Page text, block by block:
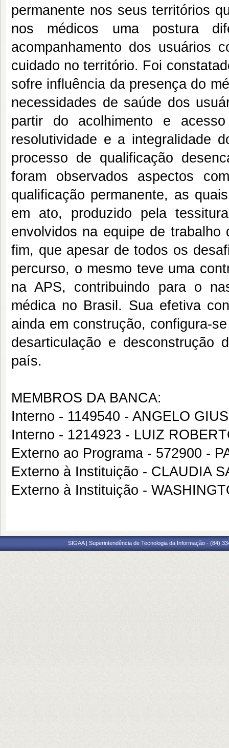
permanente nos seus territórios
nos médicos uma postura
acompanhamento dos usuários
cuidado no território. Foi
sofre influência da presença do
necessidades de saúde dos
partir do acolhimento e
resolutividade e a integralidade
processo de qualificação
foram observados aspectos
qualificação permanente, as
em ato, produzido pela
envolvidos na equipe de
fim, que apesar de todos os
percurso, o mesmo teve uma
na APS, contribuindo para o
médica no Brasil. Sua efetiva
ainda em construção, configura-
desarticulação e desconstrução
país.
MEMBROS DA BANCA:
Interno - 1149540 - ANGELO
Interno - 1214923 - LUIZ
Externo ao Programa - 572900 -
Externo à Instituição - CLAUDIA
Externo à Instituição -
SIGAA | Superintendência de Tecnologia da Informação - (84)